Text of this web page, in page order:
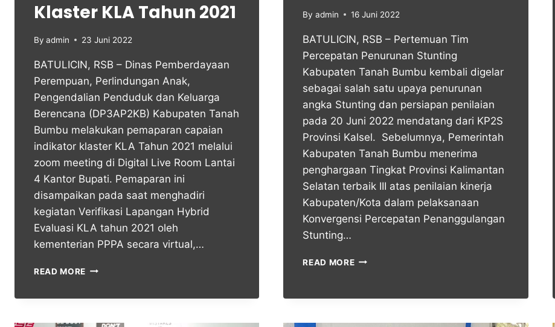
Klaster KLA Tahun 2021
By admin 23 Juni 2022
BATULICIN, RSB – Dinas Pemberdayaan
Perempuan, Perlindungan Anak,
Pengendalian Penduduk dan Keluarga
Berencana (DP3AP2KB) Kabupaten Tanah
Bumbu melakukan pemaparan capaian
indikator klaster KLA Tahun 2021 melalui
zoom meeting di Digital Live Room Lantai
4 Kantor Bupati. Pemaparan ini
disampaikan pada saat menghadiri
kegiatan Verifikasi Lapangan Hybrid
Evaluasi KLA tahun 2021 oleh
kementerian PPPA secara virtual,…
READ MORE
By admin 16 Juni 2022
BATULICIN, RSB – Pertemuan Tim
Percepatan Penurunan Stunting
Kabupaten Tanah Bumbu kembali digelar
sebagai salah satu upaya penurunan
angka Stunting dan persiapan penilaian
pada 20 Juni 2022 mendatang dari KP2S
Provinsi Kalsel. Sebelumnya, Pemerintah
Kabupaten Tanah Bumbu menerima
penghargaan Tingkat Provinsi Kalimantan
Selatan terbaik III atas penilaian kinerja
Kabupaten/Kota dalam pelaksanaan
Konvergensi Percepatan Penanggulangan
Stunting…
READ MORE